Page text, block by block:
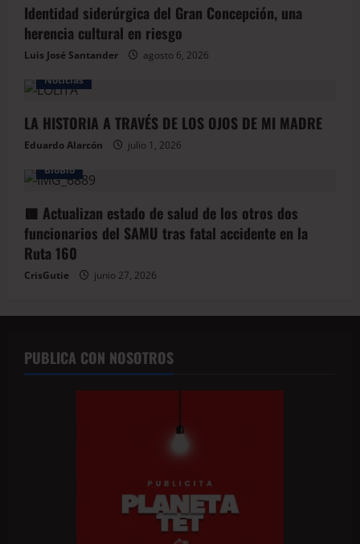
Identidad siderúrgica del Gran Concepción, una
herencia cultural en riesgo
Luis José Santander
agosto 6, 2026
Noticias
LA HISTORIA A TRAVÉS DE LOS OJOS DE MI MADRE
Eduardo Alarcón
julio 1, 2026
BioBio
🟥 Actualizan estado de salud de los otros dos
funcionarios del SAMU tras fatal accidente en la
Ruta 160
CrisGutie junio 27, 2026
PUBLICA CON NOSOTROS